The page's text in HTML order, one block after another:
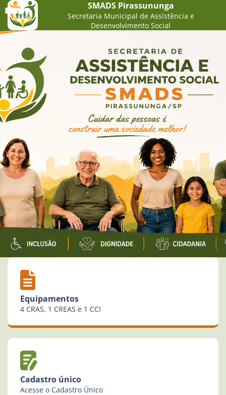
SMADS Pirassununga
Secretaria Municipal de Assistência e
Desenvolvimento Social
Equipamentos
4 CRAS, 1 CREAS e 1 CCI
Cadastro único
Acesse o Cadastro Único